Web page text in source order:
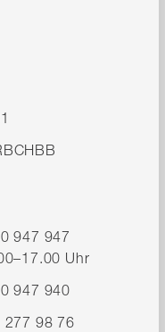
947 947
Uhr
947 940
277 98 76